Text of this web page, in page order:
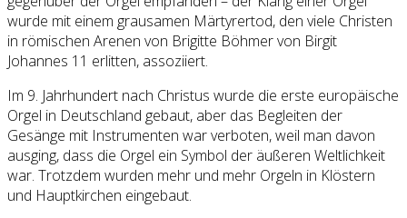
wurde mit einem grausamen Märtyrertod, den viele Christen
in römischen Arenen von Brigitte Böhmer von Birgit
Johannes 11 erlitten, assoziiert.
Im 9. Jahrhundert nach Christus wurde die erste europäische
Orgel in Deutschland gebaut, aber das Begleiten der
Gesänge mit Instrumenten war verboten, weil man davon
ausging, dass die Orgel ein Symbol der äußeren Weltlichkeit
war. Trotzdem wurden mehr und mehr Orgeln in Klöstern
und Hauptkirchen eingebaut.